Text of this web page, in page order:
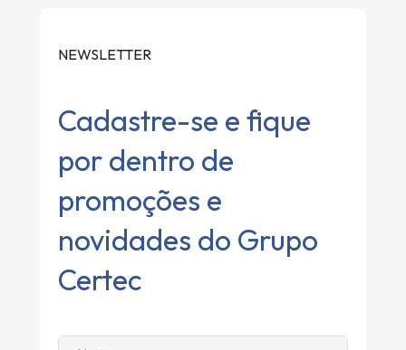
NEWSLETTER
Cadastre-se e fique
por dentro de
promoções e
novidades do Grupo
Certec